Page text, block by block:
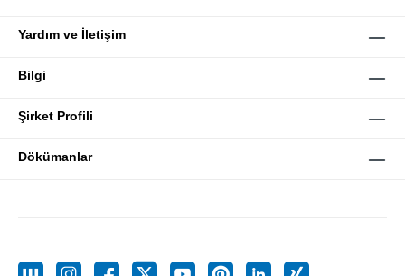
Yardım ve İletişim
Bilgi
Şirket Profili
Dökümanlar